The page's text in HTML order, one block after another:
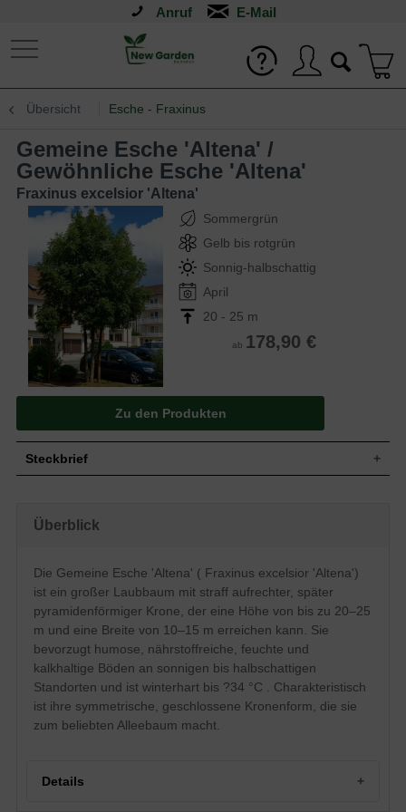
Anruf
Übersicht Esche - Fraxinus
Gemeine Esche 'Altena' /
Gewöhnliche Esche 'Altena'
Fraxinus excelsior 'Altena'
Sommergrün
Gelb bis rotgrün
Sonnig-halbschattig
April
20 - 25 m
ab 178,90 €
Zu den Produkten
Steckbrief
Wuchs
Blatt
Unpaarig gefiedert, 9 bis 11 Blättchen,
kurz gestielt, grober und scharf gesägter
Rand, mattgrün, Herbstfärbung gelb, bis
zu 10 cm lang
Frucht
Keine
Blüte
Unauffällige, gelbe bis rotgrüne Rispen
Blütezeit
April
Rinde
Olivgrün bis graugrün, später grau, lange
glatt
Überblick
Die Gemeine Esche 'Altena' ( Fraxinus excelsior 'Altena')
ist ein großer Laubbaum mit straff aufrechter, später
pyramidenförmiger Krone, der eine Höhe von bis zu 20–25
m und eine Breite von 10–15 m erreichen kann. Sie
bevorzugt humose, nährstoffreiche, feuchte und
kalkhaltige Böden an sonnigen bis halbschattigen
Standorten und ist winterhart bis ?34 °C . Charakteristisch
ist ihre symmetrische, geschlossene Kronenform, die sie
zum beliebten Alleebaum macht.
Details